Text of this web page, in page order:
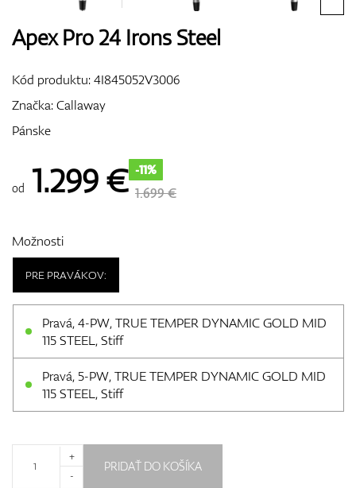
Apex Pro 24 Irons Steel
Kód produktu:4I845052V3006
Značka:Callaway
Pánske
od 1.299€ -11%
1.699 €
Možnosti
PRE PRAVÁKOV:
Pravá, 4-PW, TRUE TEMPER DYNAMIC GOLD MID
115 STEEL, Stiff
Pravá, 5-PW, TRUE TEMPER DYNAMIC GOLD MID
115 STEEL, Stiff
+
-
PRIDAŤ DO KOŠÍKA